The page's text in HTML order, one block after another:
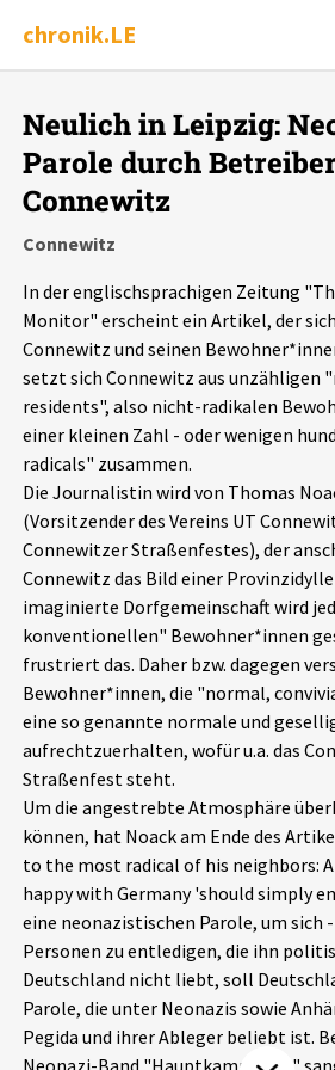
chronik.LE
Ereignis
Chronik
Dossiers
Leipziger Zustände
Schlaglichter
Phänomene
Aktuelles
Alle Beiträge
Veranstaltungen
Pressemitteilungen
Podcasts
Über uns
Projektbeschreibung
Kontakt
Unterstützer_innen
Spenden
chronik.LE in der Presse
Neulich in Leipzig:
Parole durch
Connewitz
Connewitz
In der englischsprachigen Zeitung
Monitor" erscheint ein Artikel, der
Connewitz und seinen
setzt sich Connewitz aus unzähligen
residents", also nicht-radikalen
einer kleinen Zahl - oder wenigen
radicals" zusammen.
Die Journalistin wird von Thomas
(Vorsitzender des Vereins UT
Connewitzer Straßenfestes), der
Connewitz das Bild einer Provinzidylle
imaginierte Dorfgemeinschaft wird
konventionellen" Bewohner*innen
frustriert das. Daher bzw. dagegen
Bewohner*innen, die "normal,
eine so genannte normale und
aufrechtzuerhalten, wofür u.a. das
Straßenfest steht.
Um die angestrebte Atmosphäre
können, hat Noack am Ende des
to the most radical of his neighbors:
happy with Germany 'should simply
eine neonazistischen Parole, um sich
Personen zu entledigen, die ihn
Deutschland nicht liebt, soll
Parole, die unter Neonazis sowie
Pegida und ihrer Ableger beliebt ist.
Neonazi-Band "Hauptkampflinie"
Alle Ereignisse
7502Ereignisse
Ereignisse
Exportieren